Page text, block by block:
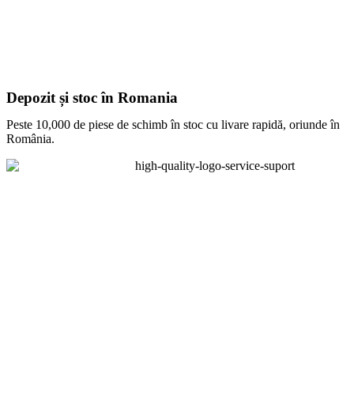
Depozit și stoc în Romania
Peste 10,000 de piese de schimb în stoc cu livare rapidă, oriunde în
România.